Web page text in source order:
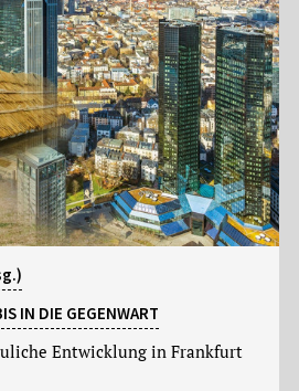
IN DIE GEGENWART
Entwicklung in Frankfurt